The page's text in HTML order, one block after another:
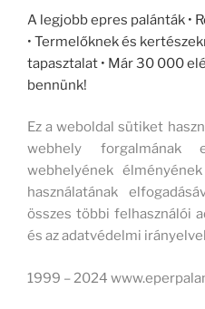
A legjobb epres palánták •
• Termelőknek és
tapasztalat • Már 30 000
bennünk!
Ez a weboldal sütiket
webhely
webhelyének
használatának
összes többi felhasználói
és az adatvédelmi
1999 – 2024